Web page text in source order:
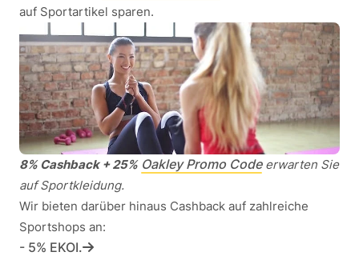
auf Sportartikel sparen.
8% Cashback + 25% Oakley Promo Codeerwarten Sie
auf Sportkleidung.
Wir bieten darüber hinaus Cashback auf zahlreiche
Sportshops an:
- 5% EKOI.